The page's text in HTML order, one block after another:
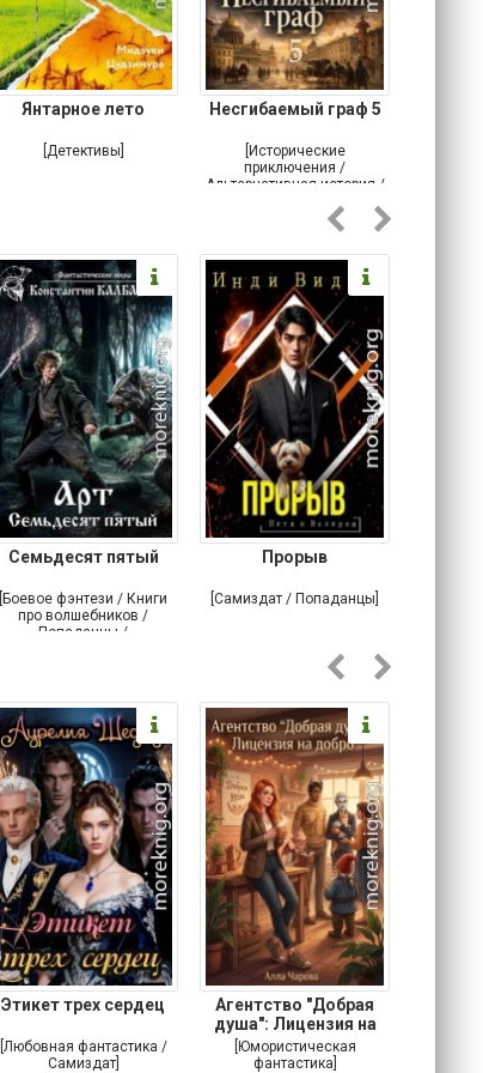
Янтарное лето
[Детективы]
Несгибаемый граф 5
[Исторические
приключения /
Альтернативная история /
Семьдесят пятый
[Боевое фэнтези / Книги
про волшебников /
Попаданцы /
Прорыв
[Самиздат / Попаданцы]
Этикет трех сердец
[Любовная фантастика /
Самиздат]
Агентство "Добрая
душа": Лицензия на
добро
[Юмористическая
фантастика]